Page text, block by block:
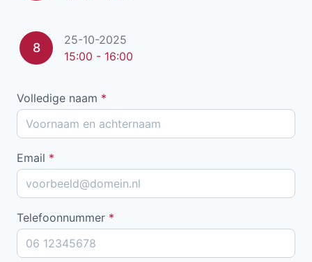
8
25-10-2025
15:00 - 16:00
Volledige naam *
Email *
Telefoonnummer *